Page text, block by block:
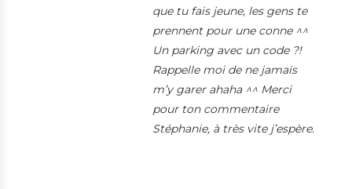
que tu fais jeune, les gens te
prennent pour une conne ^^
Un parking avec un code ?!
Rappelle moi de ne jamais
m’y garer ahaha ^^ Merci
pour ton commentaire
Stéphanie, à très vite j’espère.